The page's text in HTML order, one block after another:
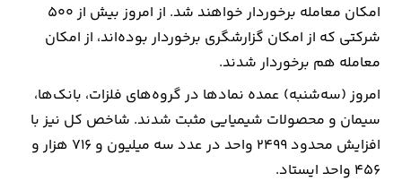
امکان معامله برخوردار خواهند شد. از امروز بیش از ۵۰۰
شرکتی که از امکان گزارشگری برخوردار بوده‌اند، از امکان
معامله هم برخوردار شدند.
امروز (سه‌شنبه) عمده نمادها در گروه‌های فلزات، بانک‌ها،
سیمان و محصولات شیمیایی مثبت شدند. شاخص کل نیز با
افزایش محدود ۲۴۹۹ واحد در عدد سه میلیون و ۷۱۶ هزار و
۴۵۶ واحد ایستاد.